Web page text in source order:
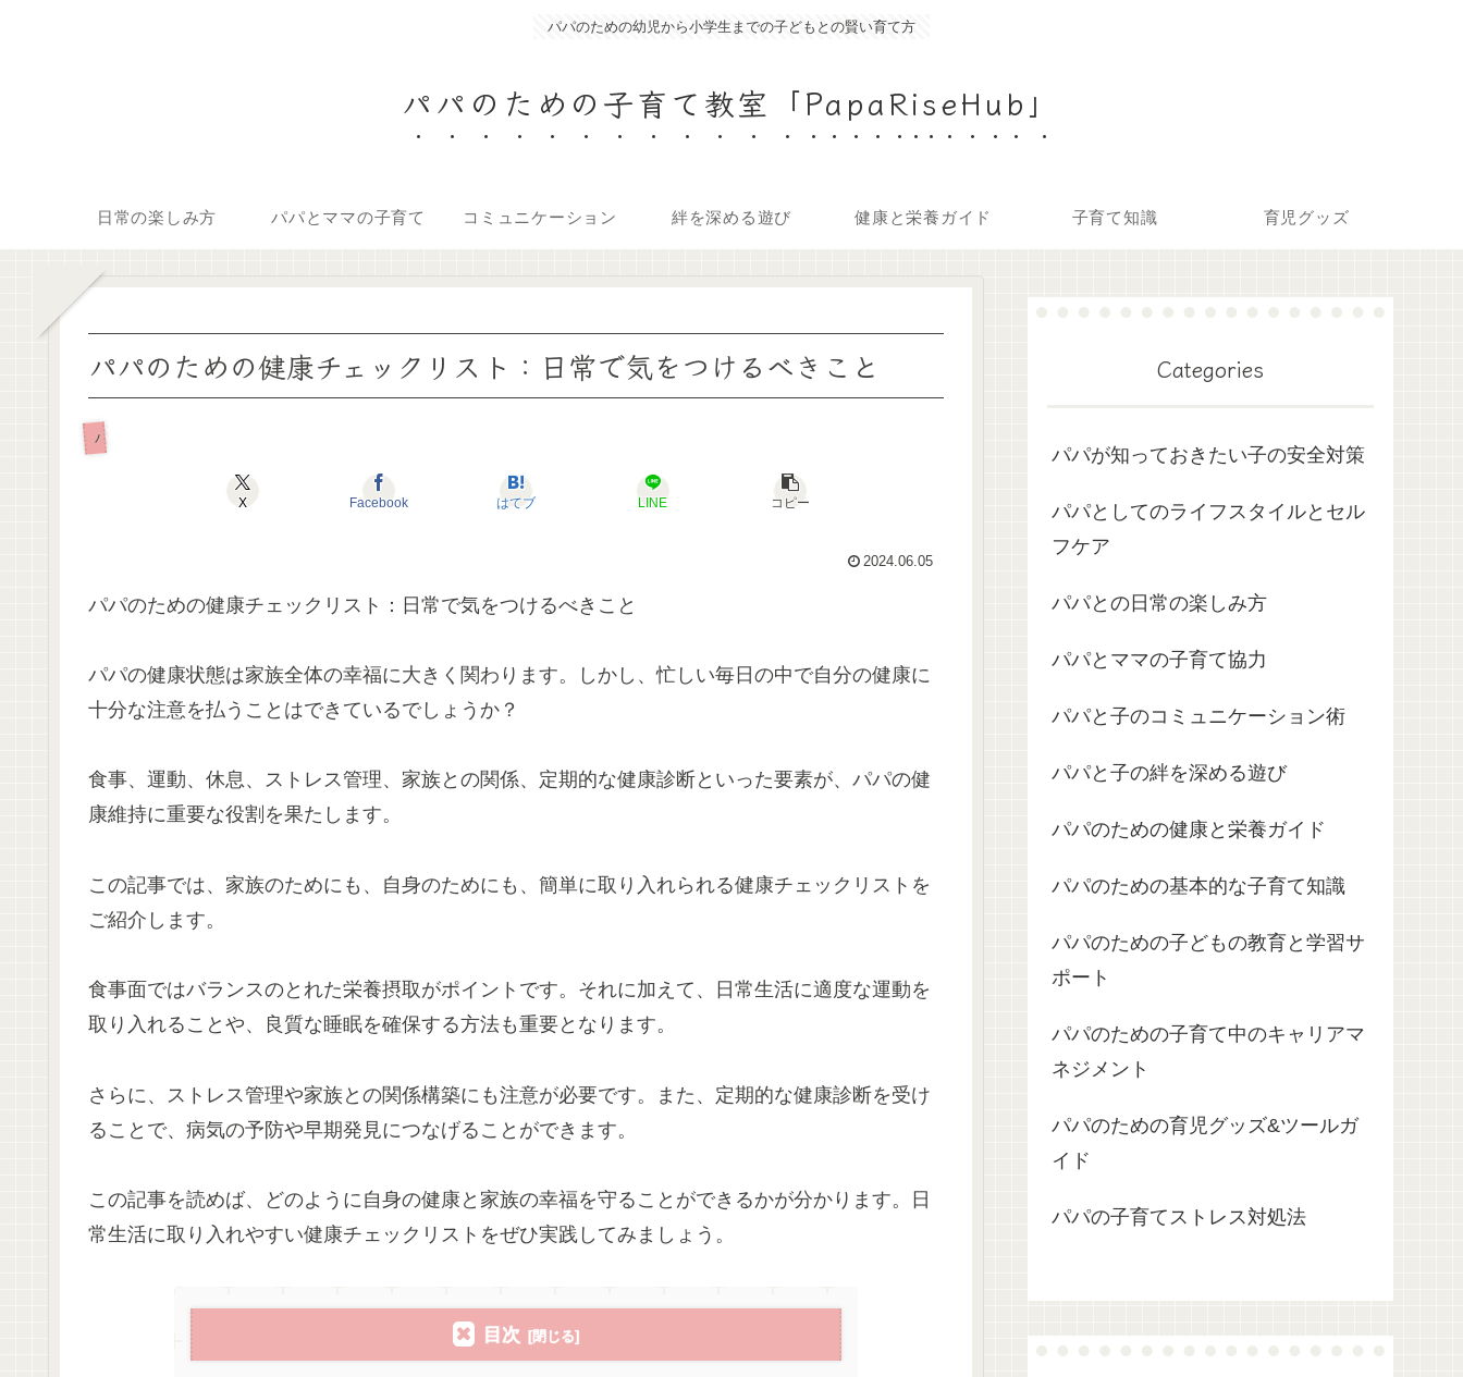
パパのための幼児から小学生までの子どもとの賢い育て方
パパのための子育て教室「PapaRiseHub」
日常の楽しみ方 パパとママの子育て コミュニケーション 絆を深める遊び 健康と栄養ガイド 子育て知識 育児グッズ
パパのための健康チェックリスト：日常で気をつけるべきこと
パパとしてのライフスタイルとセルフケア
X Facebook はてブ LINE コピー
2024.06.05
パパのための健康チェックリスト：日常で気をつけるべきこと
パパの健康状態は家族全体の幸福に大きく関わります。しかし、忙しい毎日の中で自分の健康に
十分な注意を払うことはできているでしょうか？
食事、運動、休息、ストレス管理、家族との関係、定期的な健康診断といった要素が、パパの健
康維持に重要な役割を果たします。
この記事では、家族のためにも、自身のためにも、簡単に取り入れられる健康チェックリストを
ご紹介します。
食事面ではバランスのとれた栄養摂取がポイントです。それに加えて、日常生活に適度な運動を
取り入れることや、良質な睡眠を確保する方法も重要となります。
さらに、ストレス管理や家族との関係構築にも注意が必要です。また、定期的な健康診断を受け
ることで、病気の予防や早期発見につなげることができます。
この記事を読めば、どのように自身の健康と家族の幸福を守ることができるかが分かります。日
常生活に取り入れやすい健康チェックリストをぜひ実践してみましょう。
目次
Categories
パパが知っておきたい子の安全対策
パパとしてのライフスタイルとセル
フケア
パパとの日常の楽しみ方
パパとママの子育て協力
パパと子のコミュニケーション術
パパと子の絆を深める遊び
パパのための健康と栄養ガイド
パパのための基本的な子育て知識
パパのための子どもの教育と学習サ
ポート
パパのための子育て中のキャリアマ
ネジメント
パパのための育児グッズ&ツールガ
イド
パパの子育てストレス対処法